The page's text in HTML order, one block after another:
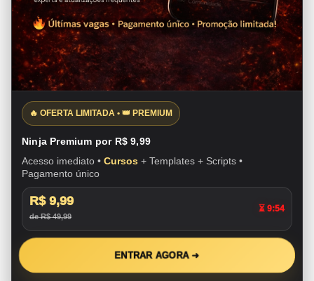
🔥 OFERTA LIMITADA • 👑 PREMIUM
Ninja Premium por R$ 9,99
Acesso imediato • Cursos + Templates + Scripts •
Pagamento único
R$ 9,99
de R$ 49,99
⏳ 9:53
ENTRAR AGORA ➜